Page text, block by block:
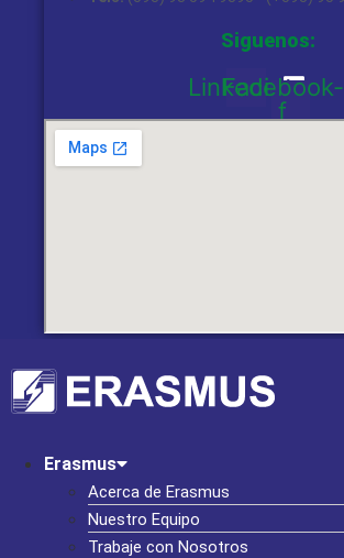
Siguenos:
Linkedin
Facebook-
f
Erasmus
Acerca de Erasmus
Nuestro Equipo
Trabaje con Nosotros